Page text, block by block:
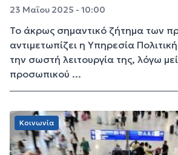
23 Μαΐου 2025 - 10:00
Το άκρως σημαντικό ζήτημα των
αντιμετωπίζει η Υπηρεσία
την σωστή λειτουργία της, λόγω
προσωπικού ...
Κοινωνία